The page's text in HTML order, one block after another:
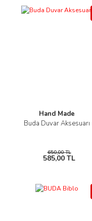
Hand Made
Buda Duvar Aksesuarı
650,00 TL
585,00 TL